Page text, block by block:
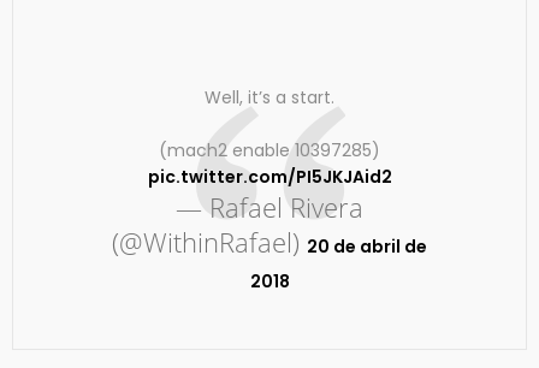
Well, it’s a start.
(mach2 enable 10397285)
pic.twitter.com/PI5JKJAid2
— Rafael Rivera
(@WithinRafael) 20 de abril de
2018